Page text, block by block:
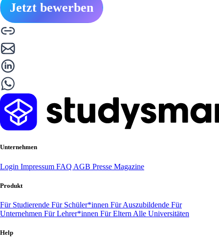
Jetzt bewerben
Unternehmen
Login Impressum FAQ AGB Presse Magazine
Produkt
Für Studierende Für Schüler*innen Für Auszubildende Für
Unternehmen Für Lehrer*innen Für Eltern Alle Universitäten
Help